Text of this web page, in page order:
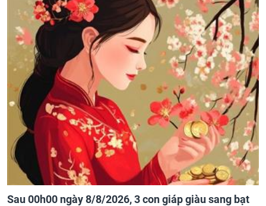
Sau 00h00 ngày 8/8/2026, 3 con giáp giàu sang bạt